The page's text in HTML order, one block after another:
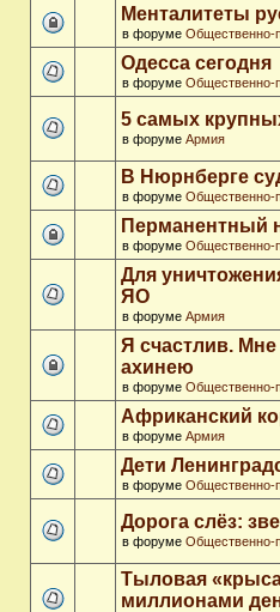
Менталитеты
в форуме Общественно-
Одесса сегодня
в форуме Общественно-
5 самых
в форуме Армия
В Нюрнберге
в форуме Общественно-
Перманентный
в форуме Общественно-
Для
ЯО
в форуме Армия
Я счастлив.
ахинею
в форуме Общественно-
Африканский
в форуме Армия
Дети
в форуме Общественно-
Дорога слёз:
в форуме Общественно-
Тыловая
миллионами